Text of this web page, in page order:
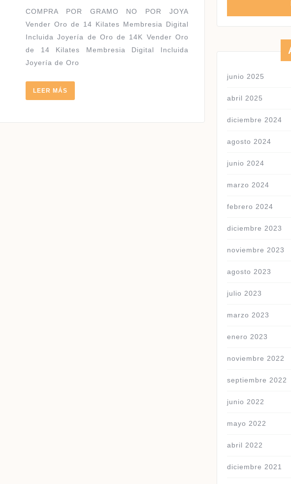
KILATES
COMPRA POR GRAMO NO POR JOYA
Vender Oro de 14 Kilates Membresia Digital
Incluida Joyería de Oro de 14K Vender Oro
de 14 Kilates Membresia Digital Incluida
Joyería de Oro
LEER MÁS
MÁS
junio 2025
abril 2025
diciembre 2024
agosto 2024
junio 2024
marzo 2024
febrero 2024
diciembre 2023
noviembre 2023
agosto 2023
julio 2023
marzo 2023
enero 2023
noviembre 2022
septiembre 2022
junio 2022
mayo 2022
abril 2022
diciembre 2021